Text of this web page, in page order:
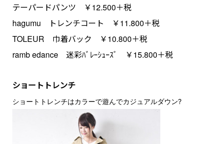
テーパードパンツ ￥12.500＋税
hagumu トレンチコート ￥11.800＋税
TOLEUR 巾着バック ￥10.800＋税
ramb edance 迷彩ﾊﾞﾚｰｼｭｰｽﾞ ￥15.800＋税
ショートトレンチ
ショートトレンチはカラーで遊んでカジュアルダウン?